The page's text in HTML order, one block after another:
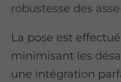
robustesse des
La pose est
minimisant les
une intégration